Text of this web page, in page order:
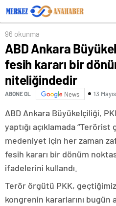
96 okunma
ABD Ankara
fesih kararı bir
niteliğindedir
ABONE OL News 13
ABD Ankara Büyükelçiliği,
yaptığı açıklamada “Terörist
medeniyet için her zaman
fesih kararı bir dönüm
ifadelerini kullandı.
Terör örgütü PKK,
kongrenin kararlarını bugün